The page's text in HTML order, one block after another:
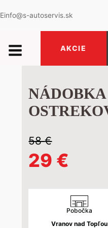
Einfo@s-autoservis.sk
AKCIE
NÁDOBKA
58€
Pôvodná
cena
bola:
29 €
je:
Pobočka
Vranov nad Topľou